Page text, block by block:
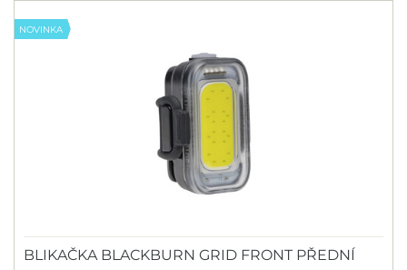
NOVINKA
BLIKAČKA BLACKBURN GRID FRONT PŘEDNÍ